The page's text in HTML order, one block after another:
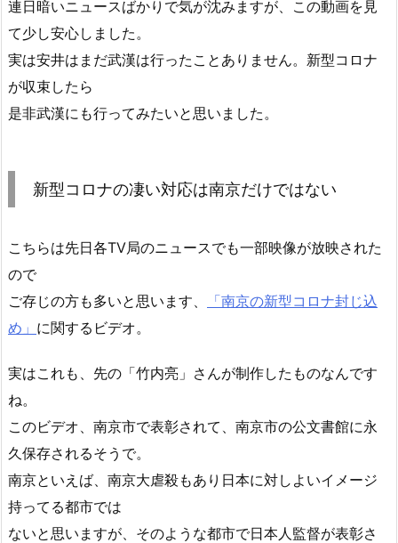
連日暗いニュースばかりで気が沈みますが、この動画を見
て少し安心しました。
実は安井はまだ武漢は行ったことありません。新型コロナ
が収束したら
是非武漢にも行ってみたいと思いました。
新型コロナの凄い対応は南京だけではない
こちらは先日各TV局のニュースでも一部映像が放映された
ので
ご存じの方も多いと思います、
「南京の新型コロナ封じ込
め」 に関するビデオ。
実はこれも、先の「竹内亮」さんが制作したものなんです
ね。
このビデオ、南京市で表彰されて、南京市の公文書館に永
久保存されるそうで。
南京といえば、南京大虐殺もあり日本に対しよいイメージ
持ってる都市では
ないと思いますが、そのような都市で日本人監督が表彰さ